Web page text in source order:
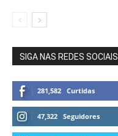
SIGA NAS REDES SOCIAIS
281,582 Curtidas
47,322 Seguidores